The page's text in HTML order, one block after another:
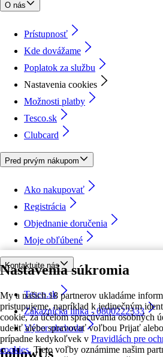
Nastavenia súkromia
My a našich 18 partnerov ukladáme
pristupujeme, napríklad k jedinečným
cookie, za účelom spracúvania osobných
udeliť alebo spravovať voľbou Prijať
prípadne kedykoľvek v Pravidlách pre
cookies. Tieto voľby oznámime našim
O nás
Prístupnosť
Kde dovážame
Poplatok za službu
Nastavenia cookies
Možnosti platby
Tesco.sk
Clubcard
Pred prvým nákupom
Ako nakupovať
Registrácia
Objednanie doručenia
Moje obľúbené
Kontaktujte nás
Tesco.sk
Zákaznícka linka - 0800222333
Výber obchodu
followUs